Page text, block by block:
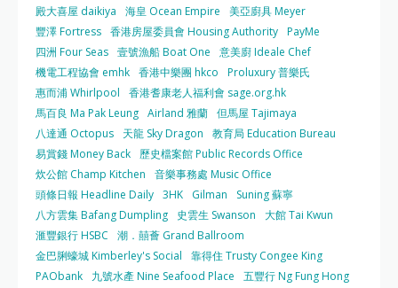
殿大喜屋 daikiya
海皇 Ocean Empire
美亞廚具 Meyer
豐澤 Fortress 香港房屋委員會 Housing Authority PayMe
四洲 Four Seas 壹號漁船 Boat One
意美廚 Ideale Chef
機電工程協會 emhk 香港中樂團 hkco
Proluxury 普樂氏
惠而浦 Whirlpool
香港耆康老人福利會 sage.org.hk
馬百良 Ma Pak Leung Airland 雅蘭 但馬屋 Tajimaya
八達通 Octopus
天龍 Sky Dragon
教育局 Education Bureau
易賞錢 Money Back
歷史檔案館 Public Records Office
炊公館 Champ Kitchen
音樂事務處 Music Office
頭條日報 Headline Daily 3HK Gilman
Suning 蘇寧
八方雲集 Bafang Dumpling
史雲生 Swanson
大館 Tai Kwun
滙豐銀行 HSBC
潮．囍薈 Grand Ballroom
金巴脷蠔城 Kimberley's Social
靠得住 Trusty Congee King
PAObank
九號水產 Nine Seafood Place
五豐行 Ng Fung Hong